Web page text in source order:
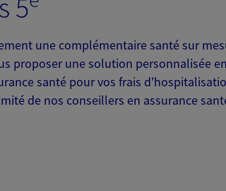
5
une complémentaire santé sur
proposer une solution personnalisée
santé pour vos frais
de nos conseillers en assurance